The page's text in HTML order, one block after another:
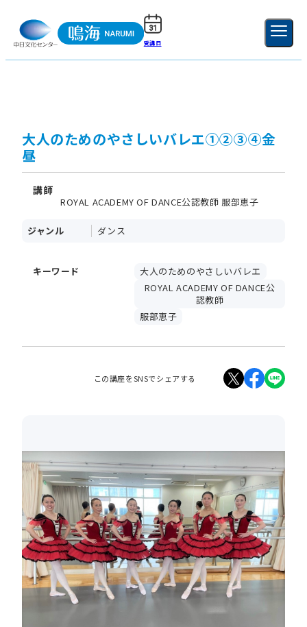
受講日 新規登録
大人のためのやさしいバレエ①②③④金
昼
講師
ROYAL ACADEMY OF DANCE公認教師 服部恵子
ジャンル ダンス
キーワード
大人のためのやさしいバレエ
ROYAL ACADEMY OF DANCE公
認教師
服部恵子
この講座をSNSでシェアする